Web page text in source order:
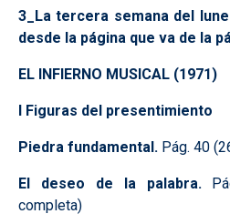
3_La tercera semana del
desde la página que va de la
EL INFIERNO MUSICAL (1971)
I Figuras del presentimiento
Piedra fundamental. Pág. 40
El deseo de la palabra.
completa)